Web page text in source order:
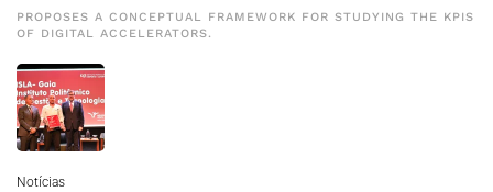
PROPOSES A CONCEPTUAL FRAMEWORK FOR STUDYING THE KPIS
OF DIGITAL ACCELERATORS.
Notícias